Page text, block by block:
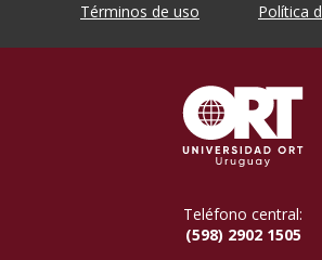
Términos de uso Política
Teléfono central:
(598) 2902 1505